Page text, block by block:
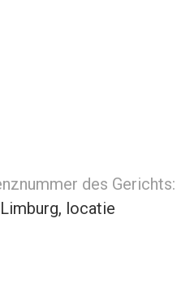
des Gerichts:
locatie